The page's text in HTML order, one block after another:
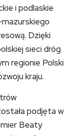
i podlaskie
Dzięki
sieci dróg
regionie Polski
kraju.
podjęta w
Beaty